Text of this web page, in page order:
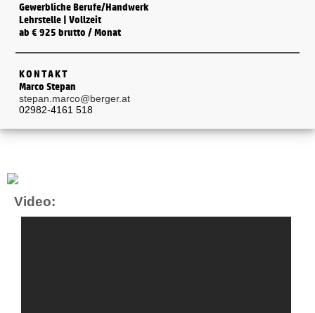
Gewerbliche Berufe/Handwerk
Lehrstelle | Vollzeit
ab € 925 brutto / Monat
KONTAKT
Marco Stepan
stepan.marco@berger.at
02982-4161 518
Video: